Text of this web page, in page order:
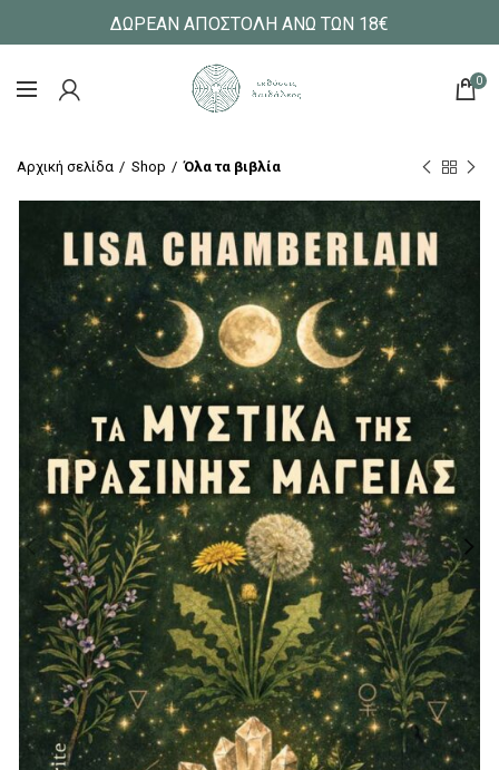
ΔΩΡΕΑΝ ΑΠΟΣΤΟΛΗ ΑΝΩ ΤΩΝ 18€
0
Αρχική σελίδα Shop Όλα τα βιβλία